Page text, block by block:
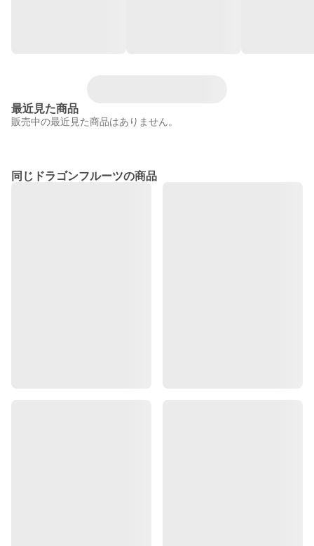
最近見た商品
販売中の最近見た商品はありません。
同じドラゴンフルーツの商品